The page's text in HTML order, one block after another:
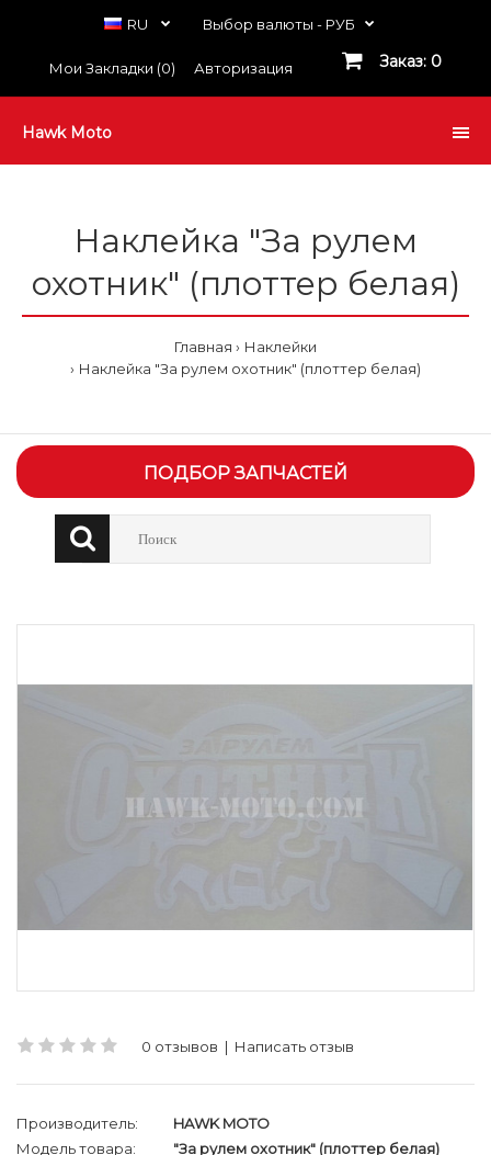
RU Выбор валюты - РУБ
Мои Закладки (0) Авторизация Заказ: 0
Hawk Moto
Наклейка "За рулем
охотник" (плоттер белая)
Главная
Наклейки
Наклейка "За рулем охотник" (плоттер белая)
ПОДБОР ЗАПЧАСТЕЙ
0 отзывов | Написать отзыв
Производитель:
HAWK MOTO
Модель товара:
"За рулем охотник" (плоттер белая)